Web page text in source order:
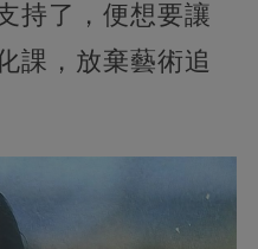
持了，便想要讓
課，放棄藝術追